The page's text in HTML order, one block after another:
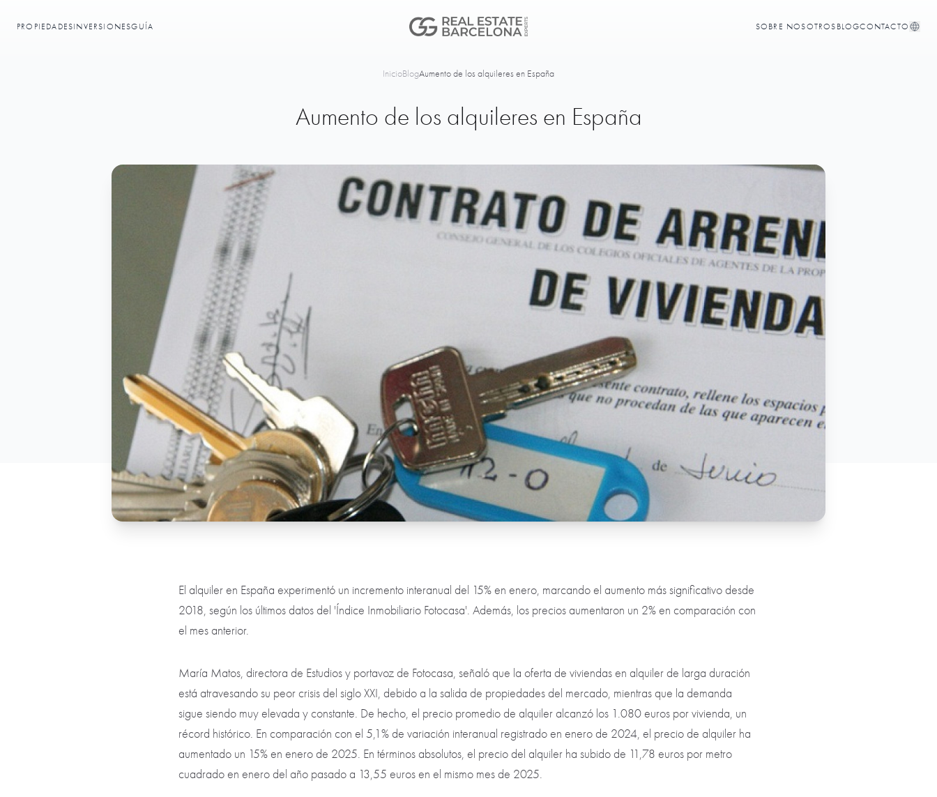
PROPIEDADESINVERSIONESGUÍA SOBRE NOSOTROS BLOGCONTACTO
InicioBlogAumento de los alquileres en España
Aumento de los alquileres en España
El alquiler en España experimentó un incremento interanual del 15% en enero, marcando el aumento más significativo desde
2018, según los últimos datos del 'Índice Inmobiliario Fotocasa'. Además, los precios aumentaron un 2% en comparación con
el mes anterior.
María Matos, directora de Estudios y portavoz de Fotocasa, señaló que la oferta de viviendas en alquiler de larga duración
está atravesando su peor crisis del siglo XXI, debido a la salida de propiedades del mercado, mientras que la demanda
sigue siendo muy elevada y constante. De hecho, el precio promedio de alquiler alcanzó los 1.080 euros por vivienda, un
récord histórico. En comparación con el 5,1% de variación interanual registrado en enero de 2024, el precio de alquiler ha
aumentado un 15% en enero de 2025. En términos absolutos, el precio del alquiler ha subido de 11,78 euros por metro
cuadrado en enero del año pasado a 13,55 euros en el mismo mes de 2025.